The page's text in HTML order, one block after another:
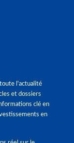
l'actualité
et dossiers
clé en
en